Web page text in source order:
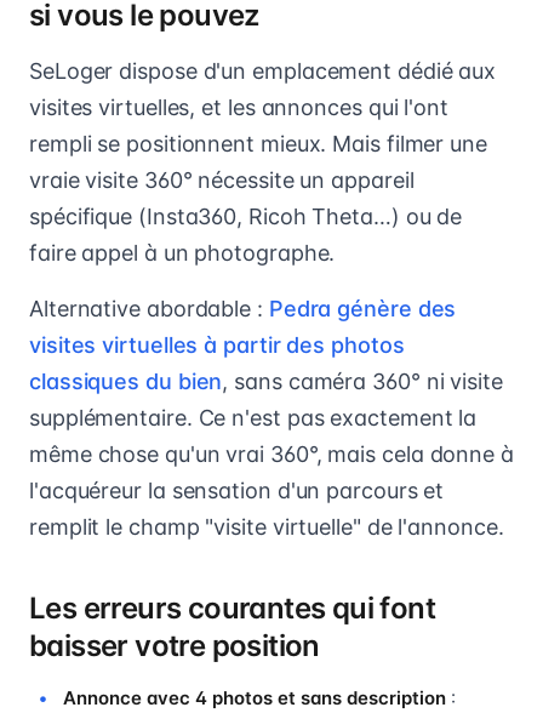
si vous le pouvez
SeLoger dispose d'un emplacement dédié aux
visites virtuelles, et les annonces qui l'ont
rempli se positionnent mieux. Mais filmer une
vraie visite 360° nécessite un appareil
spécifique (Insta360, Ricoh Theta…) ou de
faire appel à un photographe.
Alternative abordable : Pedra génère des
visites virtuelles à partir des photos
classiques du bien, sans caméra 360° ni visite
supplémentaire. Ce n'est pas exactement la
même chose qu'un vrai 360°, mais cela donne à
l'acquéreur la sensation d'un parcours et
remplit le champ "visite virtuelle" de l'annonce.
Les erreurs courantes qui font
baisser votre position
Annonce avec 4 photos et sans description :